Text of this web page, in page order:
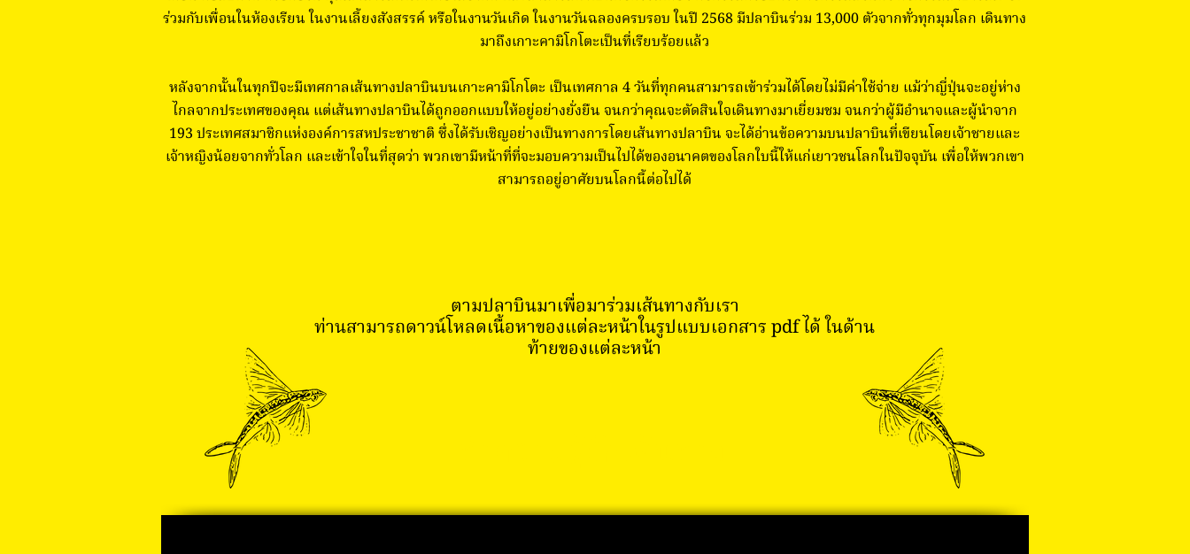
ร่วมกับเพื่อนในห้องเรียน ในงานเลี้ยงสังสรรค์ หรือในงานวันเกิด ในงานวันฉลองครบรอบ ในปี 2568 มีปลาบินร่วม 13,000 ตัวจากทั่วทุกมุมโลก เดินทาง
มาถึงเกาะคามิโกโตะเป็นที่เรียบร้อยแล้ว
หลังจากนั้นในทุกปีจะมีเทศกาลเส้นทางปลาบินบนเกาะคามิโกโตะ เป็นเทศกาล 4 วันที่ทุกคนสามารถเข้าร่วมได้โดยไม่มีค่าใช้จ่าย แม้ว่าญี่ปุ่นจะอยู่ห่าง
ไกลจากประเทศของคุณ แต่เส้นทางปลาบินได้ถูกออกแบบให้อยู่อย่างยั่งยืน จนกว่าคุณจะตัดสินใจเดินทางมาเยี่ยมชม จนกว่าผู้มีอำนาจและผู้นำจาก
193 ประเทศสมาชิกแห่งองค์การสหประชาชาติ ซึ่งได้รับเชิญอย่างเป็นทางการโดยเส้นทางปลาบิน จะได้อ่านข้อความบนปลาบินที่เขียนโดยเจ้าชายและ
เจ้าหญิงน้อยจากทั่วโลก และเข้าใจในที่สุดว่า พวกเขามีหน้าที่ที่จะมอบความเป็นไปได้ของอนาคตของโลกใบนี้ให้แก่เยาวชนโลกในปัจจุบัน เพื่อให้พวกเขา
สามารถอยู่อาศัยบนโลกนี้ต่อไปได้
ตามปลาบินมาเพื่อมาร่วมเส้นทางกับเรา
ท่านสามารถดาวน์โหลดเนื้อหาของแต่ละหน้าในรูปแบบเอกสาร pdf ได้ ในด้าน
ท้ายของแต่ละหน้า